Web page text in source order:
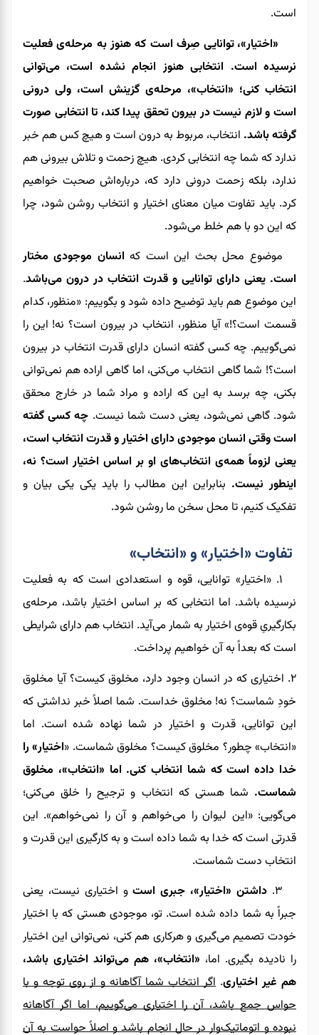
است.
«اختیار»، توانایی صِرف است که هنوز به مرحله‌ی فعلیت
نرسیده است. انتخابی هنوز انجام نشده است، می‌توانی
انتخاب کنی؛ «انتخاب»، مرحله‌ی گزینش است، ولی درونی
است و لازم نیست در بیرون تحقق پیدا کند، تا انتخابی صورت
گرفته باشد. انتخاب، مربوط به درون است و هیچ کس هم خبر
ندارد که شما چه انتخابی کردی. هیچ زحمت و تلاش بیرونی هم
ندارد، بلکه زحمت درونی دارد که، درباره‌اش صحبت خواهیم
کرد. باید تفاوت میان معنای اختیار و انتخاب روشن شود، چرا
که این دو با هم خلط می‌شود.
موضوع محل بحث این است که انسان موجودی مختار
است. یعنی دارای توانایی و قدرت انتخاب در درون می‌باشد.
این موضوع هم باید توضیح داده شود و بگوییم: «منظور، کدام
قسمت است؟!» آیا منظور، انتخاب در بیرون است؟ نه! این را
نمی‌گوییم. چه کسی گفته انسان دارای قدرت انتخاب در بیرون
است؟! شما گاهی انتخاب می‌کنی، اما گاهی اراده هم نمی‌توانی
بکنی، چه برسد به این که اراده‌ و مراد شما در خارج محقق
شود. گاهی نمی‌شود، یعنی دست شما نیست. چه کسی گفته
است وقتی انسان موجودی دارای اختیار و قدرت انتخاب است،
یعنی لزوماً همه‌ی انتخاب‌های او بر اساس اختیار است؟ نه،
اینطور نیست. بنابراین این مطالب را باید یکی یکی بیان و
تفکیک کنیم، تا محل سخن ما روشن شود.
تفاوت‌ «اختیار» و «انتخاب»
۱. «اختیار» توانایی، قوه و استعدادی است که به فعلیت
نرسیده باشد. اما انتخابی که بر اساس اختیار باشد، مرحله‌ی
بکارگیریِ قوه‌ی اختیار به شمار می‌آید. انتخاب هم دارای شرایطی
است که بعداً به آن خواهیم پرداخت.
۲. اختیاری که در انسان وجود دارد، مخلوق کیست؟ آیا مخلوق
خودِ شماست؟ نه! مخلوق خداست. شما اصلاً خبر نداشتی که
این توانایی، قدرت و اختیار در شما نهاده شده است. اما
«انتخاب» چطور؟ مخلوق کیست؟ مخلوق شماست. «اختیار» را
خدا داده است که شما انتخاب کنی. اما «انتخاب»، مخلوق
شماست. شما هستی که انتخاب و ترجیح را خلق می‌کنی؛
می‌گویی: «این لیوان را می‌خواهم و آن را نمی‌خواهم». این
قدرتی است که خدا به شما داده است و به کارگیری این قدرت و
انتخاب دست شماست.
۳. داشتن «اختیار»، جبری استو اختیاری نیست، یعنی
جبراً به شما داده شده است. تو، موجودی هستی که با اختیار
خودت تصمیم می‌گیری و هرکاری هم کنی، نمی‌توانی این اختیار
را نادیده بگیری. اما، «انتخاب»، هم می‌تواند اختیاری باشد،
هم غیر اختیاری. اگر انتخاب شما آگاهانه و از روی توجه و با
حواس جمع باشد، آن را اختیاری می‌گوییم، اما اگر آگاهانه
نبوده و اتوماتیک‌وار در حال انجام باشد و اصلاً حواست به آن